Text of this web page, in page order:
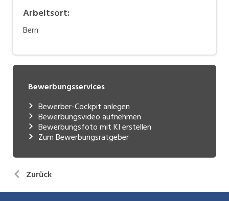
Arbeitsort:
Bern
Bewerbungsservices
Bewerber-Cockpit anlegen
Bewerbungsvideo aufnehmen
Bewerbungsfoto mit KI erstellen
Zum Bewerbungsratgeber
Zurück